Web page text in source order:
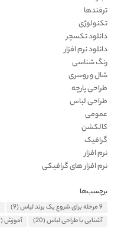
ترفندها
تکنولوژی
دانلود تکسچر
دانلود نرم افزار
رنگ شناسی
شال و روسری
طراحی پارچه
طراحی لباس
عمومی
کالکشن
گرافیک
نرم افزار
نرم افزار های گرافیکی
برچسب‌ها
9 مرحله برای شروع یک برند لباس (9)
آشنایی با طراحی لباس(20) آموزش(49)